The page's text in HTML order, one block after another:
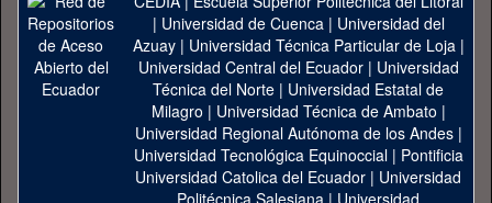
| Universidad de Cuenca| Universidad del
Azuay| Universidad Técnica Particular de Loja|
Universidad Central del Ecuador| Universidad
Técnica del Norte | Universidad Estatal de
Milagro | Universidad Técnica de Ambato |
Universidad Regional Autónoma de los Andes|
Universidad Tecnológica Equinoccial| Pontificia
Universidad Catolica del Ecuador | Universidad
Politécnica Salesiana | Universidad